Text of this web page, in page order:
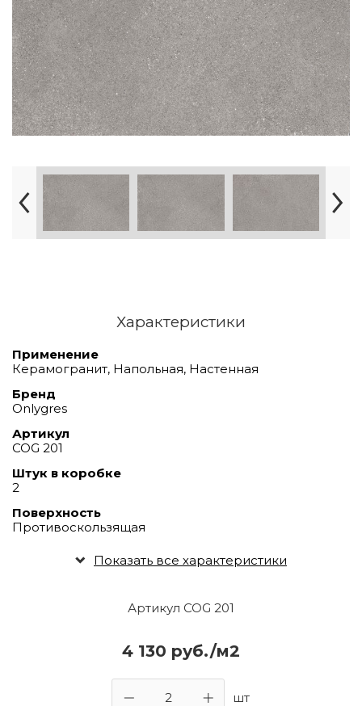
Артикул COG 201
4 130 руб./м2
шт
Характеристики
Применение
Керамогранит, Напольная, Настенная
Бренд
Onlygres
Артикул
COG 201
Штук в коробке
2
Поверхность
Противоскользящая
Показать все характеристики